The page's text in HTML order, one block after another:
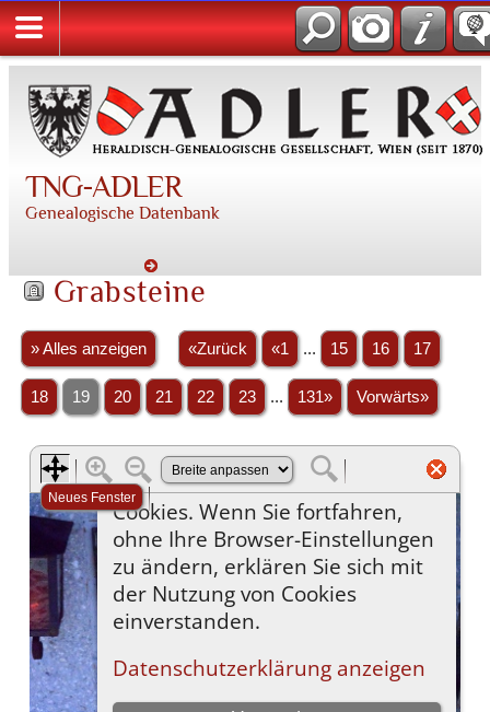
TNG-ADLER
Genealogische Datenbank
Grabsteine
» Alles anzeigen «Zurück «1 ... 15 16 17
18 19 20 21 22 23 ... 131» Vorwärts»